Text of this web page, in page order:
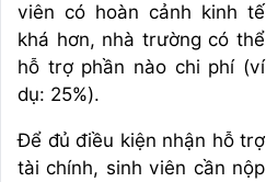
viên có hoàn cảnh kinh tế
khá hơn, nhà trường có thể
hỗ trợ phần nào chi phí (ví
dụ: 25%).
Để đủ điều kiện nhận hỗ trợ
tài chính, sinh viên cần nộp